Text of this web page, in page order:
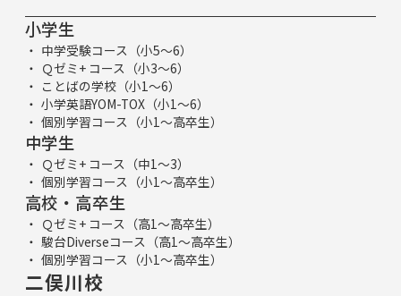
小学生
中学受験コース（小5～6）
Ｑゼミ+ コース（小3～6）
ことばの学校（小1～6）
小学英語YOM-TOX（小1～6）
個別学習コース（小1～高卒生）
中学生
Ｑゼミ+ コース（中1～3）
個別学習コース（小1～高卒生）
高校・高卒生
Ｑゼミ+ コース（高1～高卒生）
駿台Diverseコース（高1～高卒生）
個別学習コース（小1～高卒生）
二俣川校